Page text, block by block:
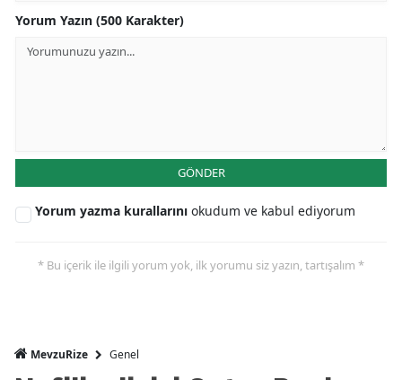
Yorum Yazın (500 Karakter)
GÖNDER
Yorum yazma kurallarını okudum ve kabul ediyorum
* Bu içerik ile ilgili yorum yok, ilk yorumu siz yazın, tartışalım *
MevzuRize Genel